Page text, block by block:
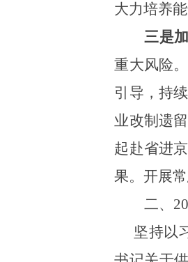
大力培养
三是
重大风险
引导，持
业改制遗
起赴省进
果。开展
二、
坚持以